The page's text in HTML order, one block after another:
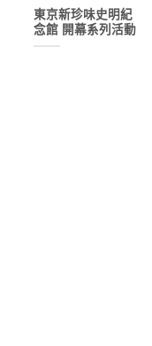
東京新珍味史明紀
念館 開幕系列活動